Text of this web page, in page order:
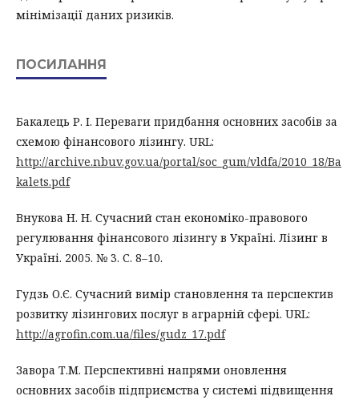
мінімізації даних ризиків.
ПОСИЛАННЯ
Бакалець Р. І. Переваги придбання основних засобів за
схемою фінансового лізингу. URL:
http://archive.nbuv.gov.ua/portal/soc_gum/vldfa/2010_18/Ba
kalets.pdf
Внукова Н. Н. Сучасний стан економіко-правового
регулювання фінансового лізингу в Україні. Лізинг в
Україні. 2005. № 3. С. 8–10.
Гудзь О.Є. Сучасний вимір становлення та перспектив
розвитку лізингових послуг в аграрній сфері. URL:
http://agrofin.com.ua/files/gudz_17.pdf
Завора Т.М. Перспективні напрями оновлення
основних засобів підприємства у системі підвищення